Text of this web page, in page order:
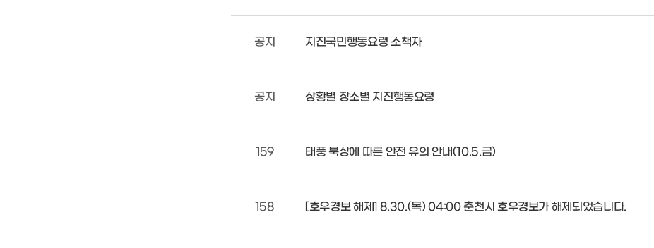
공지 지진국민행동요령 소책자
공지 상황별 장소별 지진행동요령
159 태풍 북상에 따른 안전 유의 안내(10.5.금)
158 [호우경보 해제] 8.30.(목) 04:00 춘천시 호우경보가 해제되었습니다.